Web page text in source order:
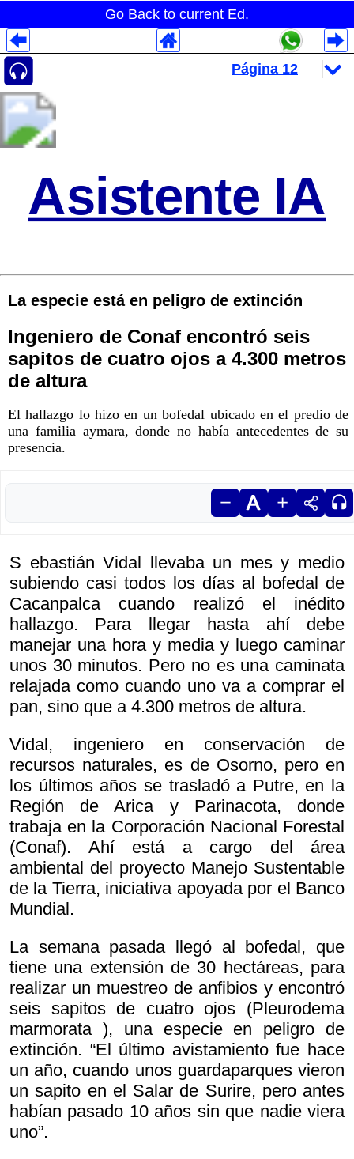
Go Back to current Ed.
Asistente IA
La especie está en peligro de extinción
Ingeniero de Conaf encontró seis
sapitos de cuatro ojos a 4.300 metros
de altura
El hallazgo lo hizo en un bofedal ubicado en el predio de
una familia aymara, donde no había antecedentes de su
presencia.
S ebastián Vidal llevaba un mes y medio
subiendo casi todos los días al bofedal de
Cacanpalca cuando realizó el inédito
hallazgo. Para llegar hasta ahí debe
manejar una hora y media y luego caminar
unos 30 minutos. Pero no es una caminata
relajada como cuando uno va a comprar el
pan, sino que a 4.300 metros de altura.
Vidal, ingeniero en conservación de
recursos naturales, es de Osorno, pero en
los últimos años se trasladó a Putre, en la
Región de Arica y Parinacota, donde
trabaja en la Corporación Nacional Forestal
(Conaf). Ahí está a cargo del área
ambiental del proyecto Manejo Sustentable
de la Tierra, iniciativa apoyada por el Banco
Mundial.
La semana pasada llegó al bofedal, que
tiene una extensión de 30 hectáreas, para
realizar un muestreo de anfibios y encontró
seis sapitos de cuatro ojos (Pleurodema
marmorata ), una especie en peligro de
extinción. “El último avistamiento fue hace
un año, cuando unos guardaparques vieron
un sapito en el Salar de Surire, pero antes
habían pasado 10 años sin que nadie viera
uno”.
Despliegues Analytics
Despliegues Totales
Despliegues por Rubros